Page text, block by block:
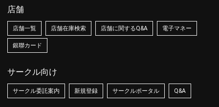
店舗
店舗一覧 店舗在庫検索 店舗に関するQ&A 電子マネー
銀聯カード
サークル向け
サークル委託案内 新規登録 サークルポータル Q&A